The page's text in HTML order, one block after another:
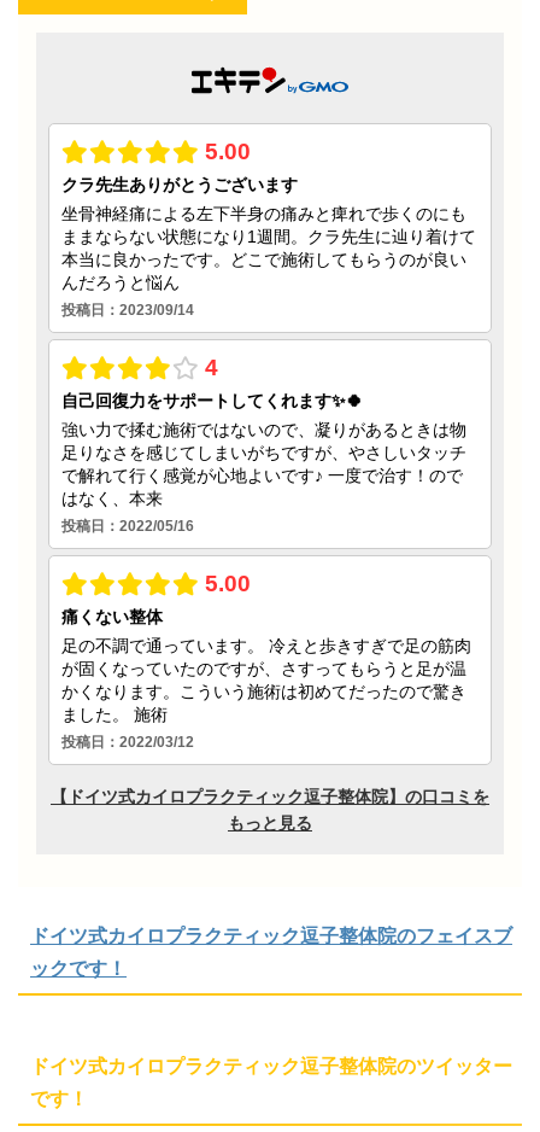
ドイツ式カイロプラクティック逗子整体院のフェイスブ
ックです！
ドイツ式カイロプラクティック逗子整体院のツイッター
です！